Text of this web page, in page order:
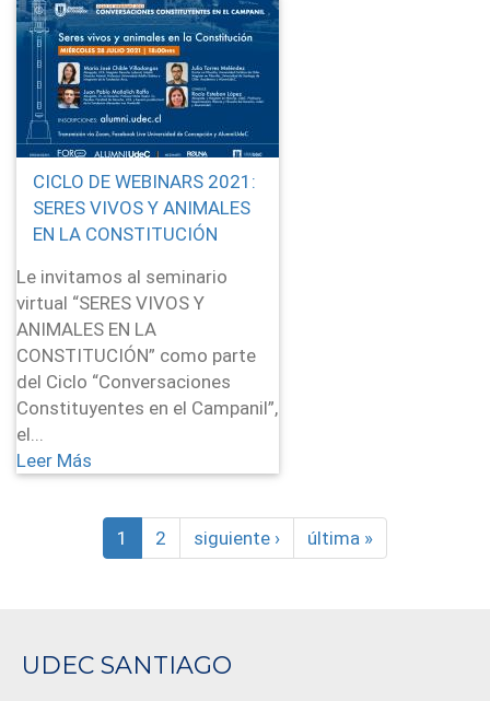
CICLO DE WEBINARS 2021:
SERES VIVOS Y ANIMALES
EN LA CONSTITUCIÓN
Le invitamos al seminario
virtual “SERES VIVOS Y
ANIMALES EN LA
CONSTITUCIÓN” como parte
del Ciclo “Conversaciones
Constituyentes en el Campanil”,
el...
Leer Más
1 2 siguiente › última »
UDEC SANTIAGO